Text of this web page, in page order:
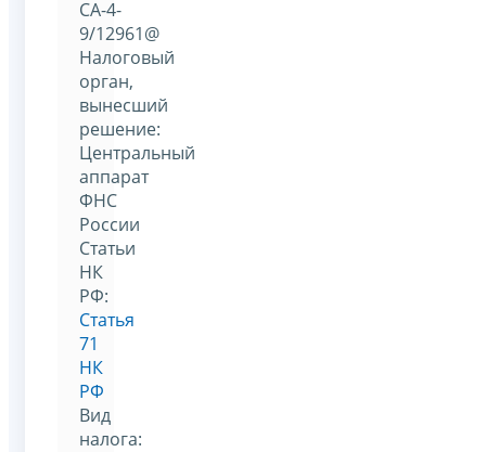
СА-4-
9/12961@
Налоговый
орган,
вынесший
решение:
Центральный
аппарат
ФНС
России
Статьи
НК
РФ:
Статья
71
НК
РФ
Вид
налога: